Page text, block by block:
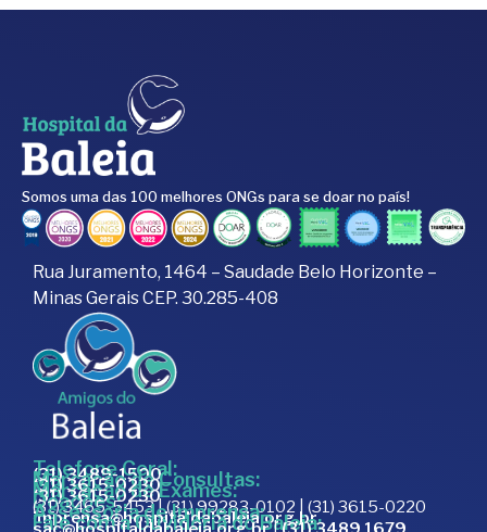
Somos uma das 100 melhores ONGs para se doar no país!
Rua Juramento, 1464 – Saudade Belo Horizonte –
Minas Gerais CEP. 30.285-408
Telefone Geral:
(31) 3489-1500
Marcação de Consultas:
(31) 3615-0230
Marcação de Exames:
(31) 3615-0230
Doações:
(31) 3465-5453 | (31) 99283-0102 | (31) 3615-0220
Assessoria de Imprensa:
imprensa@hospitaldabaleia.org.br
Fale com a Ouvidoria do Baleia: